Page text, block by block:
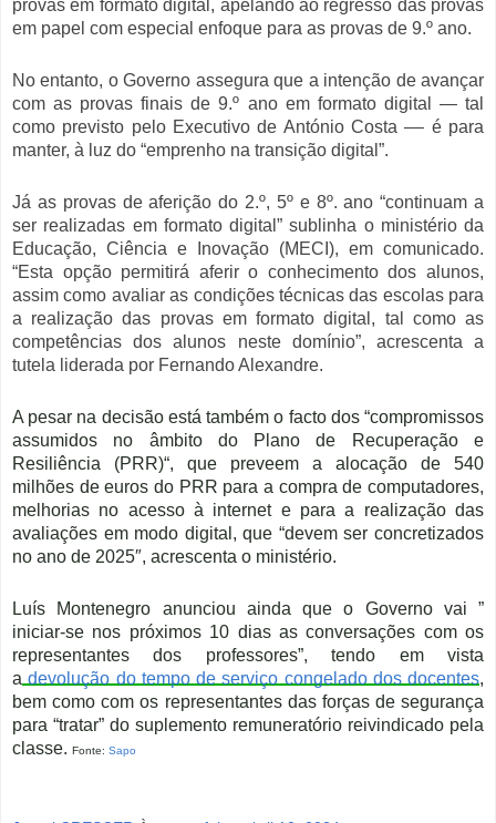
provas em formato digital, apelando ao regresso das provas
em papel com especial enfoque para as provas de 9.º ano.
No entanto, o Governo assegura que a intenção de avançar
com as provas finais de 9.º ano em formato digital
— tal
como previsto pelo Executivo de António Costa –– é para
manter, à luz do “emprenho na transição digital”.
Já asprovas de aferição do 2.º, 5º e 8º. ano “continuam a
ser realizadas em formato digital” sublinha o ministério da
Educação, Ciência e Inovação (MECI), em comunicado.
“Esta opção permitirá aferir o conhecimento dos alunos,
assim como avaliar as condições técnicas das escolas para
a realização das provas em formato digital, tal como as
competências dos alunos neste domínio”, acrescenta a
tutela liderada por Fernando Alexandre.
A pesar na decisão está também o facto dos “compromissos
assumidos no âmbito do Plano de Recuperação e
Resiliência (PRR)“, que preveem a alocação de 540
milhões de euros do PRR para a compra de computadores,
melhorias no acesso à internet e para a realização das
avaliações em modo digital, que “devem ser concretizados
no ano de 2025″, acrescenta o ministério.
Luís Montenegro anunciou ainda que o Governo vai ”
iniciar-se nos próximos 10 dias as conversações com os
representantes dos professores”, tendo em vista
a devolução do tempo de serviço congelado dos docentes,
bem como com os representantes das forças de segurança
para “tratar” do suplemento remuneratório reivindicado pela
classe. Fonte: Sapo